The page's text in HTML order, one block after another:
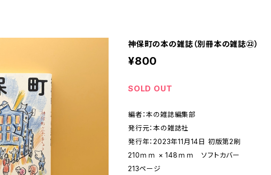
神保町の本の雑誌（別冊本の雑誌㉒）
¥800
SOLD OUT
編者：本の雑誌編集部
発行元：本の雑誌社
発行年：2023年11月14日 初版第2刷
210ｍｍ × 148ｍｍ ソフトカバー
213ページ